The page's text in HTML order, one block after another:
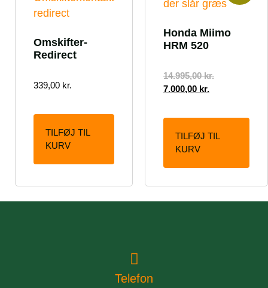
Omskifter-
Redirect
339,00 kr.
TILFØJ TIL
KURV
Honda Miimo
HRM 520
14.995,00kr.
7.000,00 kr.
TILFØJ TIL
KURV
Telefon